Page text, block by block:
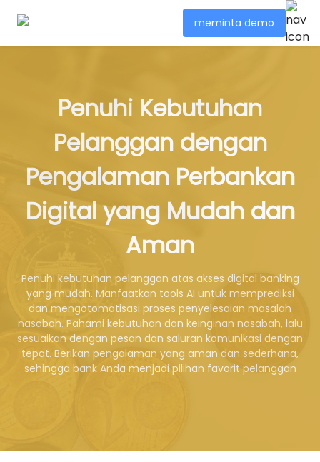
meminta demo
Penuhi Kebutuhan
Pelanggan dengan
Pengalaman Perbankan
Digital yang Mudah dan
Aman
Penuhi kebutuhan pelanggan atas akses digital banking
yang mudah. Manfaatkan tools AI untuk memprediksi
dan mengotomatisasi proses penyelesaian masalah
nasabah. Pahami kebutuhan dan keinginan nasabah, lalu
sesuaikan dengan pesan dan saluran komunikasi dengan
tepat. Berikan pengalaman yang aman dan sederhana,
sehingga bank Anda menjadi pilihan favorit pelanggan